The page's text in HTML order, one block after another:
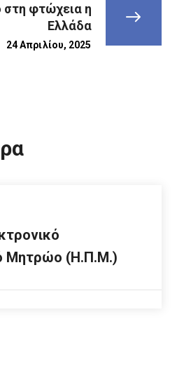
στη φτώχεια η
Ελλάδα
24 Απριλίου, 2025
Μητρώο (Η.Π.Μ.)